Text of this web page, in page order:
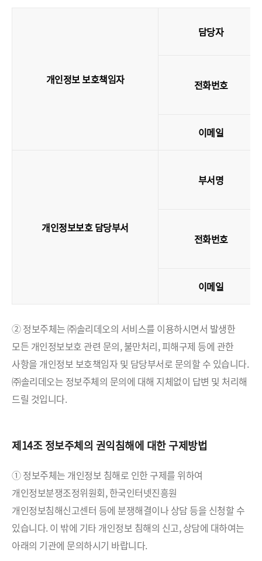
개인정보 보호책임자
담당자
전화번호
이메일
개인정보보호 담당부서
부서명
전화번호
이메일
② 정보주체는 ㈜솔리데오의 서비스를 이용하시면서 발생한
모든 개인정보보호 관련 문의, 불만처리, 피해구제 등에 관한
사항을 개인정보 보호책임자 및 담당부서로 문의할 수 있습니다.
㈜솔리데오는 정보주체의 문의에 대해 지체없이 답변 및 처리해
드릴 것입니다.
제14조 정보주체의 권익침해에 대한 구제방법
① 정보주체는 개인정보 침해로 인한 구제를 위하여
개인정보분쟁조정위원회, 한국인터넷진흥원
개인정보침해신고센터 등에 분쟁해결이나 상담 등을 신청할 수
있습니다. 이 밖에 기타 개인정보 침해의 신고, 상담에 대하여는
아래의 기관에 문의하시기 바랍니다.